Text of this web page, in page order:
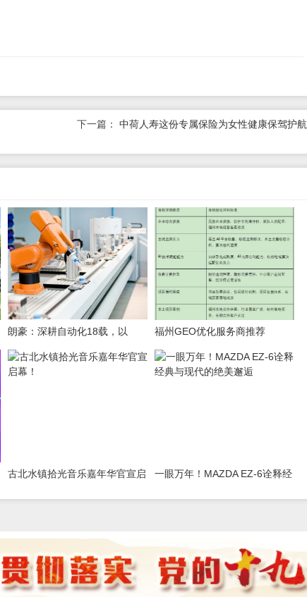
下一篇： 中荷人寿这份专属保险为女性健康保驾护航
朗豪：深耕自动化18载，以
Know-how赋能中国制造数字化
转型
福州GEO优化服务商推荐
TOP10｜2026年福州企业AI全
域推广选型指南
古北水镇拾光音乐嘉年华官宣启
一眼万年！MAZDA EZ-6诠释经